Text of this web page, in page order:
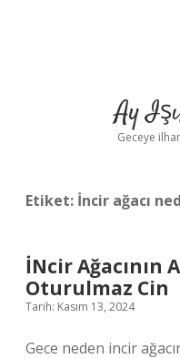
Ay
Geceye
Etiket: İncir ağacı
İNcir Ağacının
Oturulmaz Cin
Tarih: Kasım 13, 2024
Gece neden incir